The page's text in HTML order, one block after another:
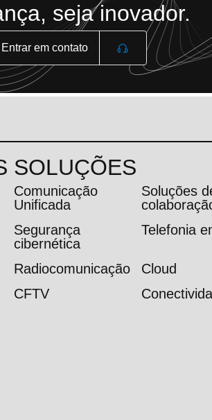
seja inovador.
Entrar em contato
SOLUÇÕES
Comunicação
Unificada
Soluções
Segurança
cibernética
Telefonia
Radiocomunicação
Cloud
CFTV